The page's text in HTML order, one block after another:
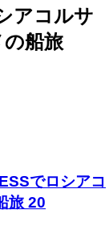
アコルサ
の船旅
でロシアコ
旅 20